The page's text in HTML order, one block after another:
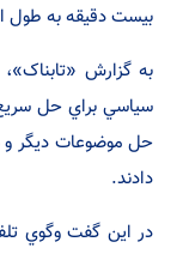
بیست دقیقه به طول
به گزارش
سياسي براي حل سريع
حل موضوعات ديگر و
دادند.
در اين گفت وگوي